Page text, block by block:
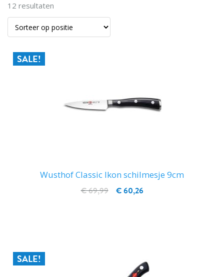
12 resultaten
SALE!
Wusthof Classic Ikon schilmesje 9cm
€ 60,26
€ 69,99
SALE!